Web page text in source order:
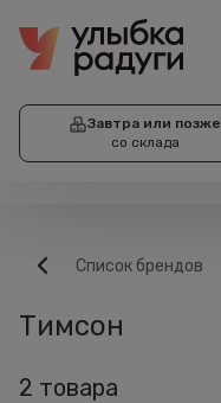
Завтра или позже
со склада
Список брендов
Тимсон
2 товара